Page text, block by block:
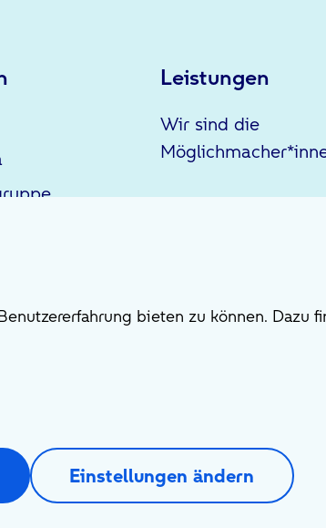
bieten zu können. Dazu
Einstellungen ändern
Leistungen
Wir sind die